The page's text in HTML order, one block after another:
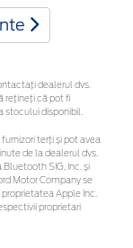
dealerul dvs.
rețineți că pot fi
disponibil.
terți și pot avea
de la dealerul dvs.
SIG, Inc. și
Motor Company se
Apple Inc.
proprietari